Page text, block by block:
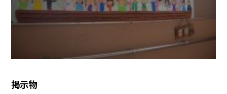
掲示物